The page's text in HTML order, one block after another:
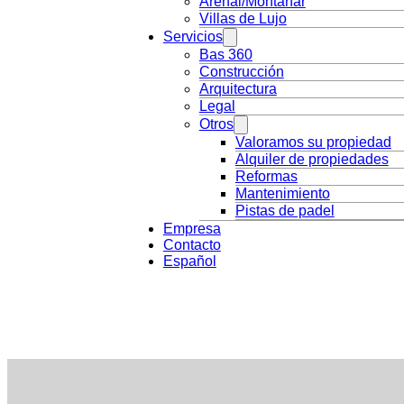
Villas de Lujo
Servicios
Bas 360
Construcción
Arquitectura
Legal
Otros
Valoramos su propiedad
Alquiler de propiedades
Reformas
Mantenimiento
Pistas de padel
Empresa
Contacto
Español